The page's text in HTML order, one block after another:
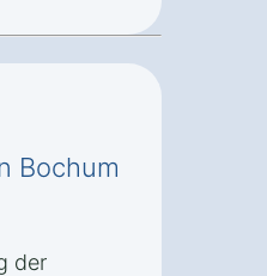
Bochum
der